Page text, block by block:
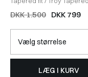
DENIM
DKK 1.500 DKK 799
LÆG I KURV